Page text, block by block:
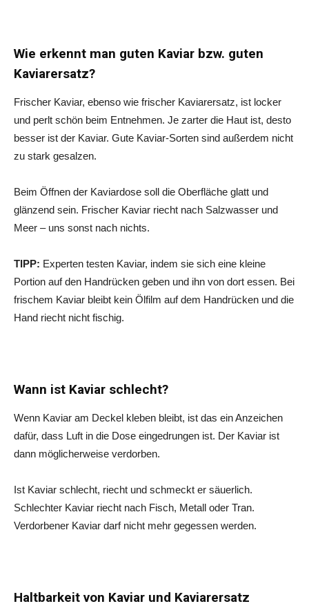
Wie erkennt man guten Kaviar bzw. guten
Kaviarersatz?
Frischer Kaviar, ebenso wie frischer Kaviarersatz, ist locker
und perlt schön beim Entnehmen. Je zarter die Haut ist, desto
besser ist der Kaviar. Gute Kaviar-Sorten sind außerdem nicht
zu stark gesalzen.
Beim Öffnen der Kaviardose soll die Oberfläche glatt und
glänzend sein. Frischer Kaviar riecht nach Salzwasser und
Meer – uns sonst nach nichts.
TIPP: Experten testen Kaviar, indem sie sich eine kleine
Portion auf den Handrücken geben und ihn von dort essen. Bei
frischem Kaviar bleibt kein Ölfilm auf dem Handrücken und die
Hand riecht nicht fischig.
Wann ist Kaviar schlecht?
Wenn Kaviar am Deckel kleben bleibt, ist das ein Anzeichen
dafür, dass Luft in die Dose eingedrungen ist. Der Kaviar ist
dann möglicherweise verdorben.
Ist Kaviar schlecht, riecht und schmeckt er säuerlich.
Schlechter Kaviar riecht nach Fisch, Metall oder Tran.
Verdorbener Kaviar darf nicht mehr gegessen werden.
Haltbarkeit von Kaviar und Kaviarersatz